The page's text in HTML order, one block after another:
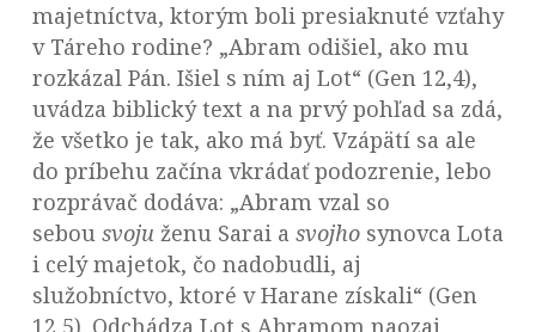
majetníctva, ktorým boli presiaknuté vzťahy
v Táreho rodine? „Abram odišiel, ako mu
rozkázal Pán. Išiel s ním aj Lot“ (Gen 12,4),
uvádza biblický text a na prvý pohľad sa zdá,
že všetko je tak, ako má byť. Vzápätí sa ale
do príbehu začína vkrádať podozrenie, lebo
rozprávač dodáva: „Abram vzal so
sebou svoju ženu Sarai a svojhosynovca Lota
i celý majetok, čo nadobudli, aj
služobníctvo, ktoré v Harane získali“ (Gen